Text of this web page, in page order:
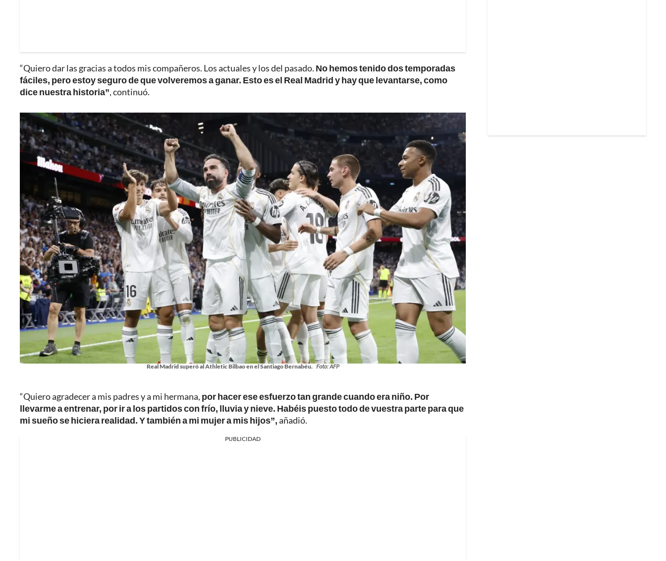
“Quiero dar las gracias a todos mis compañeros. Los actuales y los del pasado. No hemos tenido dos temporadas
fáciles, pero estoy seguro de que volveremos a ganar. Esto es el Real Madrid y hay que levantarse, como
dice nuestra historia”, continuó.
Real Madrid superó al Athletic Bilbao en el Santiago Bernabéu. Foto: AFP
“Quiero agradecer a mis padres y a mi hermana, por hacer ese esfuerzo tan grande cuando era niño. Por
llevarme a entrenar, por ir a los partidos con frío, lluvia y nieve. Habéis puesto todo de vuestra parte para que
mi sueño se hiciera realidad. Y también a mi mujer a mis hijos”,añadió.
PUBLICIDAD